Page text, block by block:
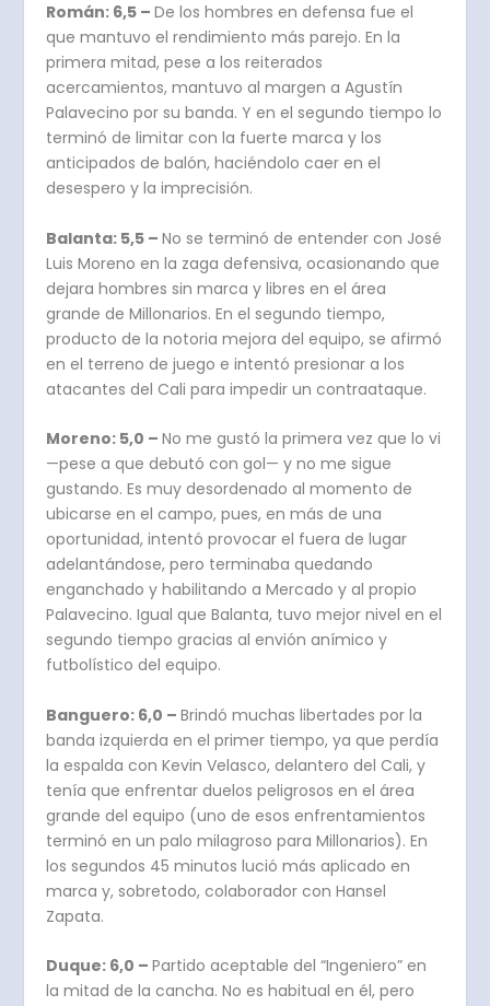
Román: 6,5 –De los hombres en defensa fue el
que mantuvo el rendimiento más parejo. En la
primera mitad, pese a los reiterados
acercamientos, mantuvo al margen a Agustín
Palavecino por su banda. Y en el segundo tiempo lo
terminó de limitar con la fuerte marca y los
anticipados de balón, haciéndolo caer en el
desespero y la imprecisión.
Balanta: 5,5 –No se terminó de entender con José
Luis Moreno en la zaga defensiva, ocasionando que
dejara hombres sin marca y libres en el área
grande de Millonarios. En el segundo tiempo,
producto de la notoria mejora del equipo, se afirmó
en el terreno de juego e intentó presionar a los
atacantes del Cali para impedir un contraataque.
Moreno: 5,0 –No me gustó la primera vez que lo vi
—pese a que debutó con gol— y no me sigue
gustando. Es muy desordenado al momento de
ubicarse en el campo, pues, en más de una
oportunidad, intentó provocar el fuera de lugar
adelantándose, pero terminaba quedando
enganchado y habilitando a Mercado y al propio
Palavecino. Igual que Balanta, tuvo mejor nivel en el
segundo tiempo gracias al envión anímico y
futbolístico del equipo.
Banguero: 6,0 –Brindó muchas libertades por la
banda izquierda en el primer tiempo, ya que perdía
la espalda con Kevin Velasco, delantero del Cali, y
tenía que enfrentar duelos peligrosos en el área
grande del equipo (uno de esos enfrentamientos
terminó en un palo milagroso para Millonarios). En
los segundos 45 minutos lució más aplicado en
marca y, sobretodo, colaborador con Hansel
Zapata.
Duque: 6,0 –Partido aceptable del “Ingeniero” en
la mitad de la cancha. No es habitual en él, pero